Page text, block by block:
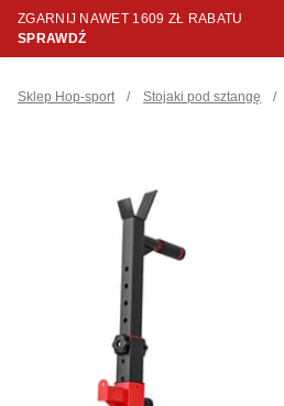
ZGARNIJ NAWET 1609 ZŁ RABATU
SPRAWDŹ
Sklep Hop-sport / Stojaki pod sztangę /